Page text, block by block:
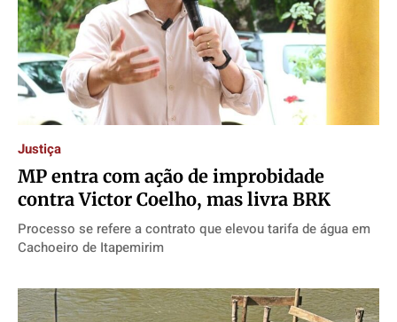
Justiça
MP entra com ação de improbidade
contra Victor Coelho, mas livra BRK
Processo se refere a contrato que elevou tarifa de água em
Cachoeiro de Itapemirim